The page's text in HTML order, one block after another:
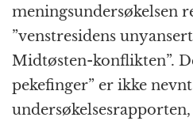
meningsundersøkelsen
”venstresidens
Midtøsten-konflikten”.
pekefinger” er ikke